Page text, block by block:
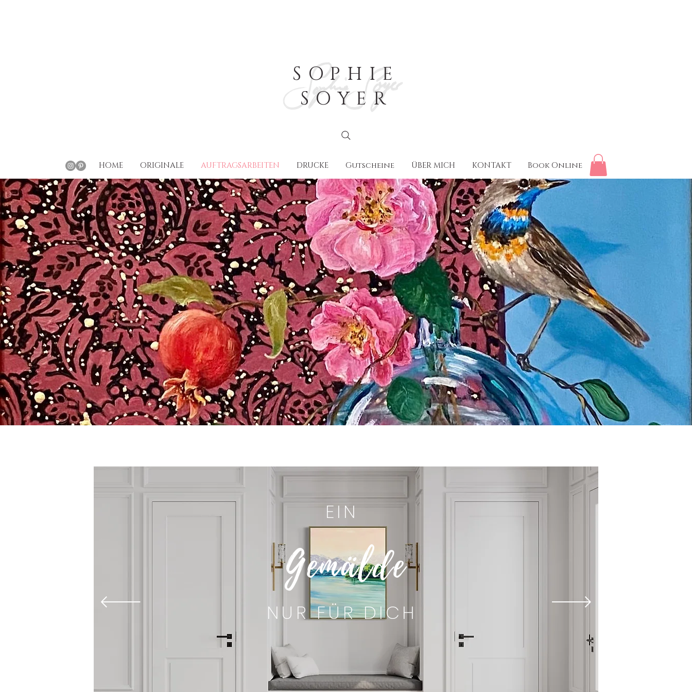
SOPHIE
SOYER
HOME ORIGINALE AUFTRAGSARBEITEN DRUCKE Gutscheine ÜBER MICH KONTAKT Book Online
EIN
Gemälde
NUR FÜR DICH